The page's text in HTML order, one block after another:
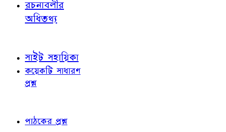
রচনাবলীর
অধিতথ্য
সাইট সহায়িকা
কয়েকটি সাধারণ
প্রশ্ন
পাঠকের প্রশ্ন